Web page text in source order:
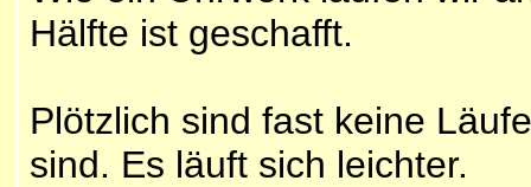
Hälfte ist geschafft.
Plötzlich sind fast keine
sind. Es läuft sich leichter.